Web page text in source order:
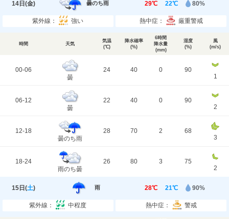
14日(金) 曇のち雨 29℃ 22℃ 80%
紫外線： 強い 熱中症： 厳重警戒
時間 天気
気温
(℃)
降水確率
(%)
6時間
降水量
(mm)
湿度
(%)
風
(m/s)
00-06
曇
24 40 0
90
1
06-12
曇
22 40 0
90
2
12-18
曇のち雨
28 70 2
68
3
18-24
雨のち曇
26 80 3
75
2
15日(土) 雨 28℃ 21℃ 90%
紫外線： 中程度 熱中症： 警戒